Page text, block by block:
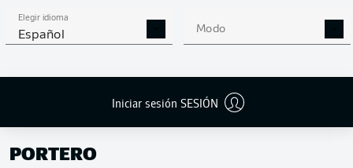
Elegir idioma
Español Modo
Iniciar sesión SESIÓN
Jonas Krumrey
PORTERO